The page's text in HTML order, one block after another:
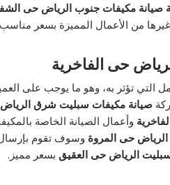
صيانة مكيفات جنوب الرياض حى
من الأعمال المميزة بسعر
حى الفاخرية
التي تؤثر به، وهو ما يوجب على
صيانة مكيفات سبليت شرق
وأعمال الصيانة الخاصة
حى المروة وسوف تقوم
الرياض حى العقيق بسعر مميز.